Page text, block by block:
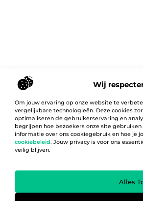
Wij
Om jouw ervaring op onze website te
vergelijkbare technologieën. Deze cookies
optimaliseren de gebruikerservaring en
begrijpen hoe bezoekers onze site
informatie over ons cookiegebruik en hoe je
cookiebeleid. Jouw privacy is voor ons
veilig blijven.
Alles